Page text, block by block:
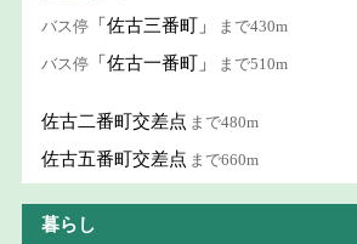
バス停 「佐古三番町」 まで430m
バス停 「佐古一番町」 まで510m
佐古二番町交差点 まで480m
佐古五番町交差点 まで660m
暮らし